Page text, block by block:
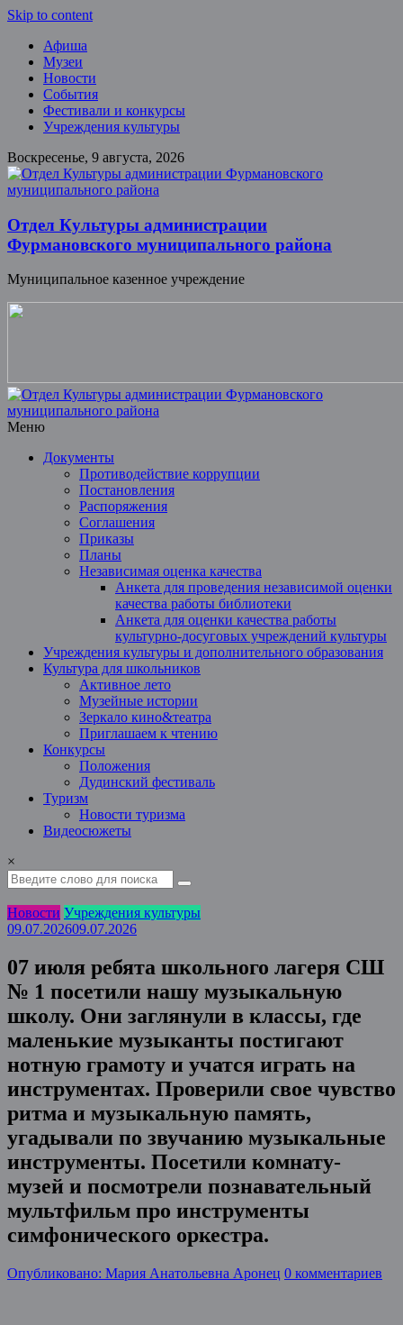
Skip to content
Афиша
Музеи
Новости
События
Фестивали и конкурсы
Учреждения культуры
Воскресенье, 9 августа, 2026
Отдел Культуры администрации
Фурмановского муниципального района
Муниципальное казенное учреждение
Меню
Документы
Противодействие коррупции
Постановления
Распоряжения
Соглашения
Приказы
Планы
Независимая оценка качества
Анкета для проведения независимой оценки
качества работы библиотеки
Анкета для оценки качества работы
культурно-досуговых учреждений культуры
Учреждения культуры и дополнительного образования
Культура для школьников
Активное лето
Музейные истории
Зеркало кино&театра
Приглашаем к чтению
Конкурсы
Положения
Дудинский фестиваль
Туризм
Новости туризма
Видеосюжеты
×
Новости Учреждения культуры
09.07.202609.07.2026
07 июля ребята школьного лагеря СШ
№ 1 посетили нашу музыкальную
школу. Они заглянули в классы, где
маленькие музыканты постигают
нотную грамоту и учатся играть на
инструментах. Проверили свое чувство
ритма и музыкальную память,
угадывали по звучанию музыкальные
инструменты. Посетили комнату-
музей и посмотрели познавательный
мультфильм про инструменты
симфонического оркестра.
Опубликовано: Мария Анатольевна Аронец 0 комментариев